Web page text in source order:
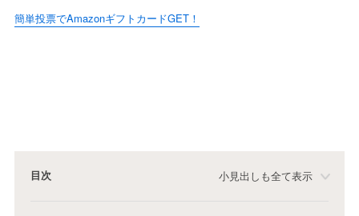
簡単投票でAmazonギフトカードGET！
目次 小見出しも全て表示